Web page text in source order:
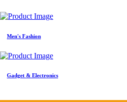
Men's Fashion
Gadget & Electronics